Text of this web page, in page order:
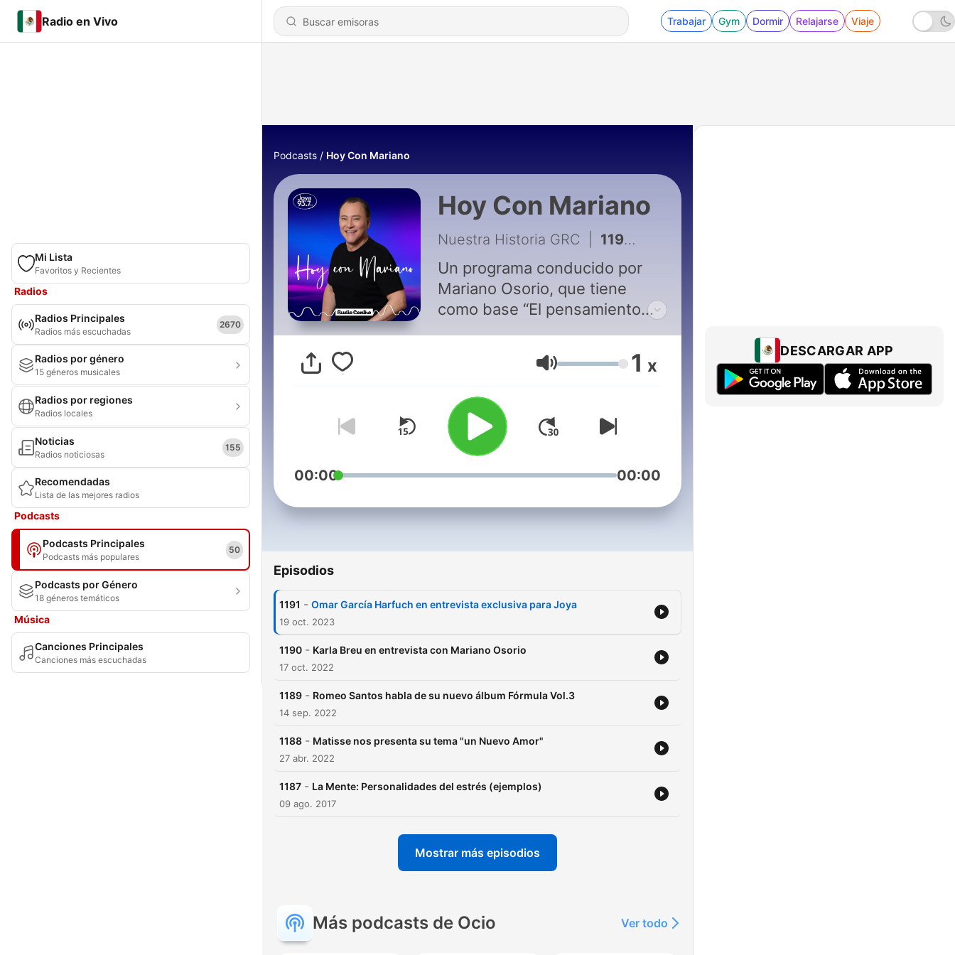
Radio en Vivo Trabajar Gym Dormir Relajarse Viaje
Mi Lista
Favoritos y Recientes
Radios
Radios Principales
Radios más escuchadas
2670
Radios por género
15 géneros musicales
Radios por regiones
Radios locales
Noticias
Radios noticiosas
155
Recomendadas
Lista de las mejores radios
Podcasts
Podcasts Principales
Podcasts más populares
50
Podcasts por Género
18 géneros temáticos
Música
Canciones Principales
Canciones más escuchadas
Podcasts Hoy Con Mariano
Hoy Con Mariano
Nuestra Historia GRC 1191 - Omar García Harfuch en entrevista exclusiva para Joya
Un programa conducido por
Mariano Osorio, que tiene
como base “El pensamiento
reflexiones, consejos de
expertos, lectura de libros, el
noticias, promociones, las
mejores entrevistas con tus
artistas preferidos y la mejor
programación de música en
Volumen 1 x
00:00 00:00
Episodios
1191 - Omar García Harfuch en entrevista exclusiva para Joya
19 oct. 2023
1190 - Karla Breu en entrevista con Mariano Osorio
17 oct. 2022
1189 - Romeo Santos habla de su nuevo álbum Fórmula Vol.3
14 sep. 2022
1188 - Matisse nos presenta su tema "un Nuevo Amor"
27 abr. 2022
1187 - La Mente: Personalidades del estrés (ejemplos)
09 ago. 2017
Mostrar más episodios
Más podcasts de Ocio Ver todo
DESCARGAR APP